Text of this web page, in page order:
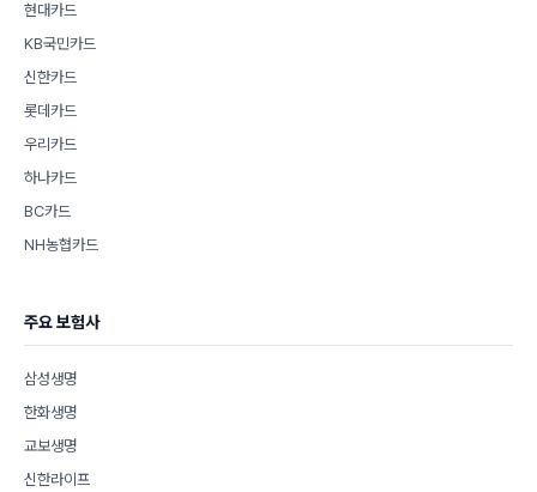
현대카드
KB국민카드
신한카드
롯데카드
우리카드
하나카드
BC카드
NH농협카드
주요 보험사
삼성생명
한화생명
교보생명
신한라이프